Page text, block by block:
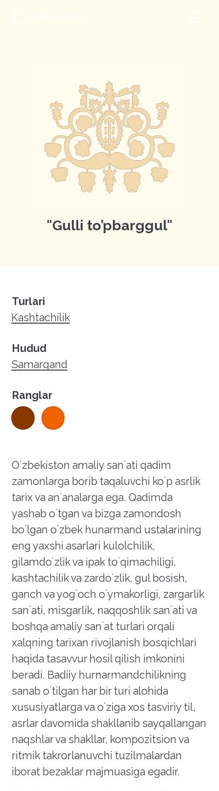
"Gulli to’pbarggul"
Turlari
Kashtachilik
Hudud
Samarqand
Ranglar
Oʼzbekiston amaliy sanʼati qadim
zamonlarga borib taqaluvchi koʼp asrlik
tarix va anʼanalarga ega. Qadimda
yashab oʼtgan va bizga zamondosh
boʼlgan oʼzbek hunarmand ustalarining
eng yaxshi asarlari kulolchilik,
gilamdoʼzlik va ipak toʼqimachiligi,
kashtachilik va zardoʼzlik, gul bosish,
ganch va yogʼoch oʼymakorligi, zargarlik
sanʼati, misgarlik, naqqoshlik sanʼati va
boshqa amaliy sanʼat turlari orqali
xalqning tarixan rivojlanish bosqichlari
haqida tasavvur hosil qilish imkonini
beradi. Badiiy hurnarmandchilikning
sanab oʼtilgan har bir turi alohida
xususiyatlarga va oʼziga xos tasviriy til,
asrlar davomida shakllanib sayqallangan
naqshlar va shakllar, kompozitsion va
ritmik takrorlanuvchi tuzilmalardan
iborat bezaklar majmuasiga egadir.